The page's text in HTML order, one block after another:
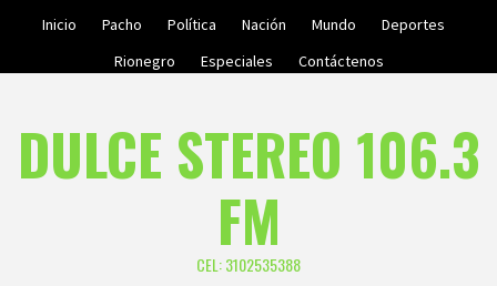
Inicio Pacho Política Nación Mundo
Deportes
Rionegro
Especiales Contáctenos
DULCE STEREO 106.3
FM
CEL: 3102535388